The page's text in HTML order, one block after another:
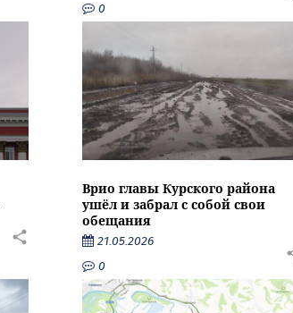
0
Врио главы Курского района
ушёл и забрал с собой свои
обещания
21.05.2026
0